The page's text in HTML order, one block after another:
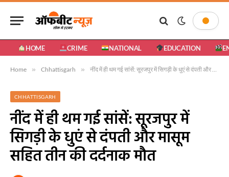
HOME CRIME NATIONAL EDUCATION
Home » Chhattisgarh » नींद में ही थम गई सांसें: सूरजपुर में सिगड़ी के धुएं से दंपती और मासूम सहित तीन की दर्दनाक मौत
CHHATTISGARH
नींद में ही थम गई सांसें: सूरजपुर में
सिगड़ी के धुएं से दंपती और मासूम
सहित तीन की दर्दनाक मौत